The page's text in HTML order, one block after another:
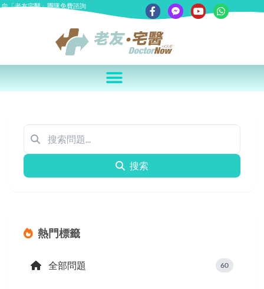
向「老友宅醫」團隊免費諮詢
搜索
熱門標籤
全部問題 60